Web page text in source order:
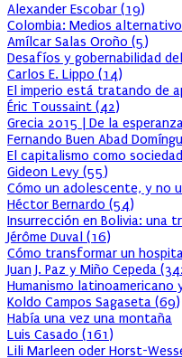
Alexander Escobar (19)
Colombia: Medios
Amílcar Salas Oroño (5)
Desafíos y gobernabilidad
Carlos E. Lippo (14)
El imperio está tratando de
Éric Toussaint (42)
Grecia 2015 | De la
Fernando Buen Abad
El capitalismo como
Gideon Levy (55)
Cómo un adolescente, y no
Héctor Bernardo (54)
Insurrección en Bolivia: una
Jérôme Duval (16)
Cómo transformar un
Juan J. Paz y Miño Cepeda (
Humanismo latinoamericano
Koldo Campos Sagaseta (69)
Había una vez una montaña
Luis Casado (161)
Lili Marleen oder Horst-